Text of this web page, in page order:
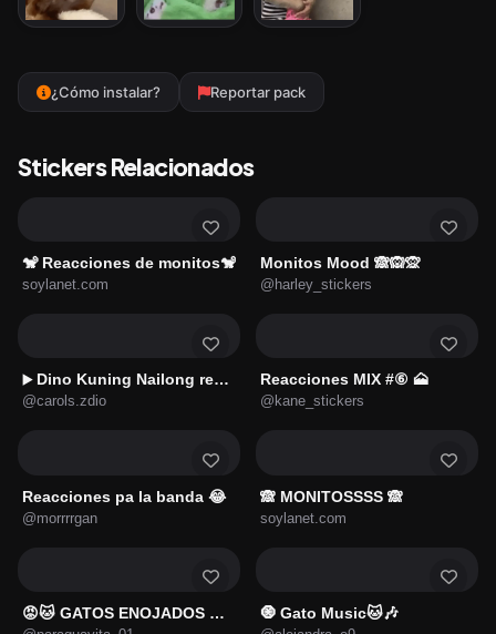
¿Cómo instalar? Reportar pack
Stickers Relacionados
🐒 Reacciones de monitos🐒
soylanet.com
Monitos Mood 🙈🙉🙊
@harley_stickers
▶️ Dino Kuning Nailong reacciones
@carols.zdio
Reacciones MIX #⑥ 🗻
@kane_stickers
Reacciones pa la banda 😂
@morrrrgan
🙈 MONITOSSSS 🙈
soylanet.com
😡🐱 GATOS ENOJADOS 🐱😡 🧿 Gato Music🐱🎶